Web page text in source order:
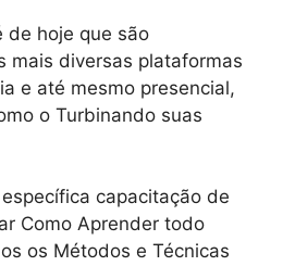
de hoje que são
mais diversas plataformas
e até mesmo presencial,
o Turbinando suas
capacitação de
Como Aprender todo
os Métodos e Técnicas